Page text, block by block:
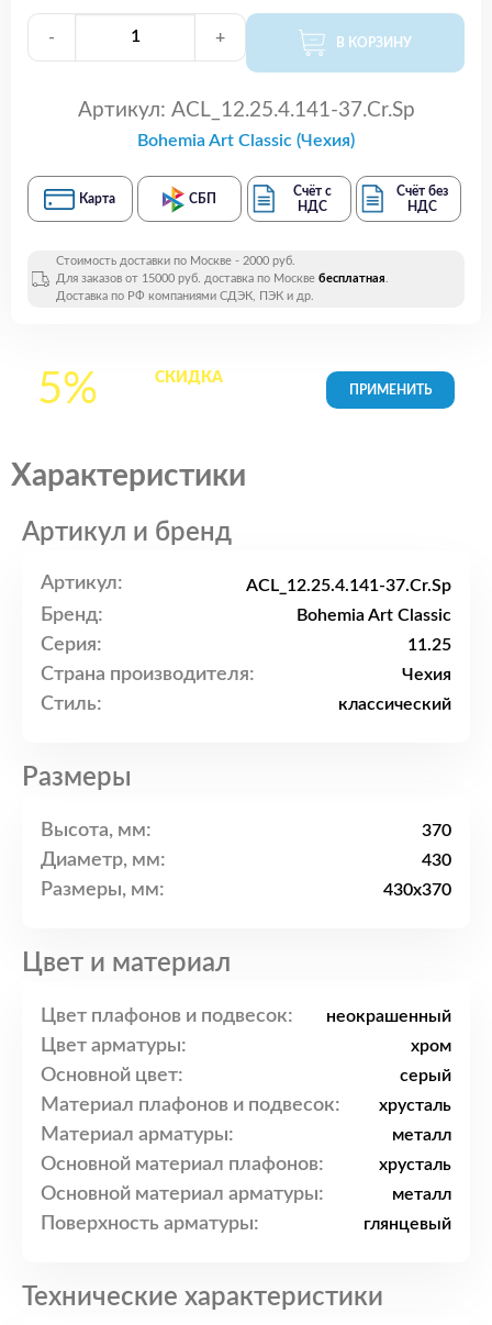
- + В КОРЗИНУ
Артикул: ACL_12.25.4.141-37.Cr.Sp
Bohemia Art Classic (Чехия)
Карта СБП
Счёт с
НДС
Счёт без
НДС
Стоимость доставки по Москве - 2000 руб.
Для заказов от 15000 руб. доставка по Москве бесплатная.
Доставка по РФ компаниями СДЭК, ПЭК и др.
5% СКИДКАна все
Характеристики
Артикул и бренд
Артикул: ACL_12.25.4.141-37.Cr.Sp
Бренд: Bohemia Art Classic
Серия: 11.25
Страна производителя: Чехия
Стиль: классический
Размеры
Высота, мм: 370
Диаметр, мм: 430
Размеры, мм: 430x370
Цвет и материал
Цвет плафонов и подвесок: неокрашенный
Цвет арматуры: хром
Основной цвет: серый
Материал плафонов и подвесок: хрусталь
Материал арматуры: металл
Основной материал плафонов: хрусталь
Основной материал арматуры: металл
Поверхность арматуры: глянцевый
Технические характеристики